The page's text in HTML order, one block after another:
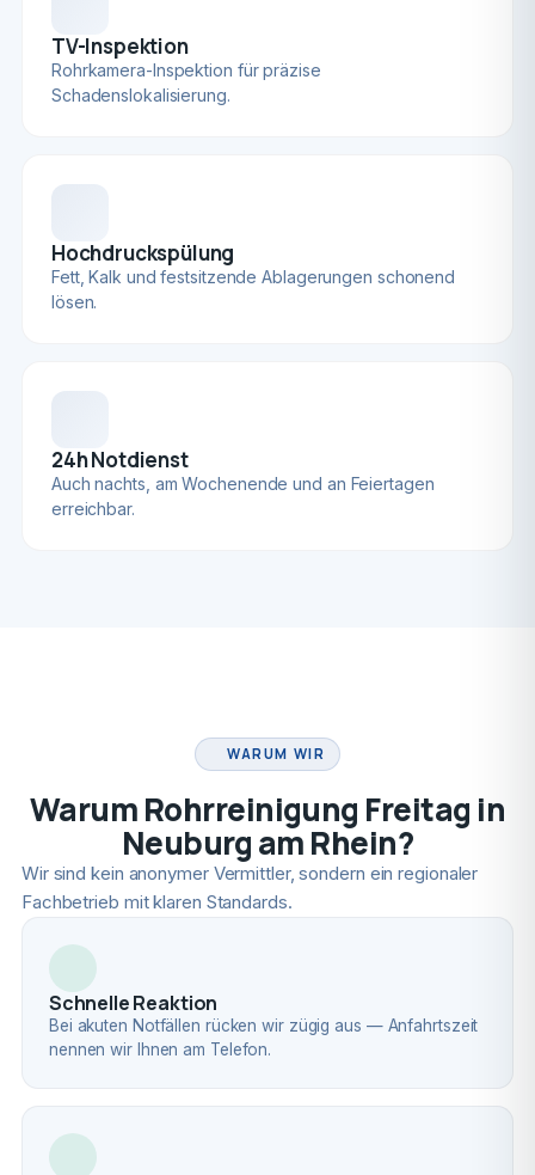
TV-Inspektion
Rohrkamera-Inspektion für präzise
Schadenslokalisierung.
Hochdruckspülung
Fett, Kalk und festsitzende Ablagerungen schonend
lösen.
24h Notdienst
Auch nachts, am Wochenende und an Feiertagen
erreichbar.
WARUM WIR
Warum Rohrreinigung Freitag in
Neuburg am Rhein?
Wir sind kein anonymer Vermittler, sondern ein regionaler
Fachbetrieb mit klaren Standards.
Schnelle Reaktion
Bei akuten Notfällen rücken wir zügig aus — Anfahrtszeit
nennen wir Ihnen am Telefon.